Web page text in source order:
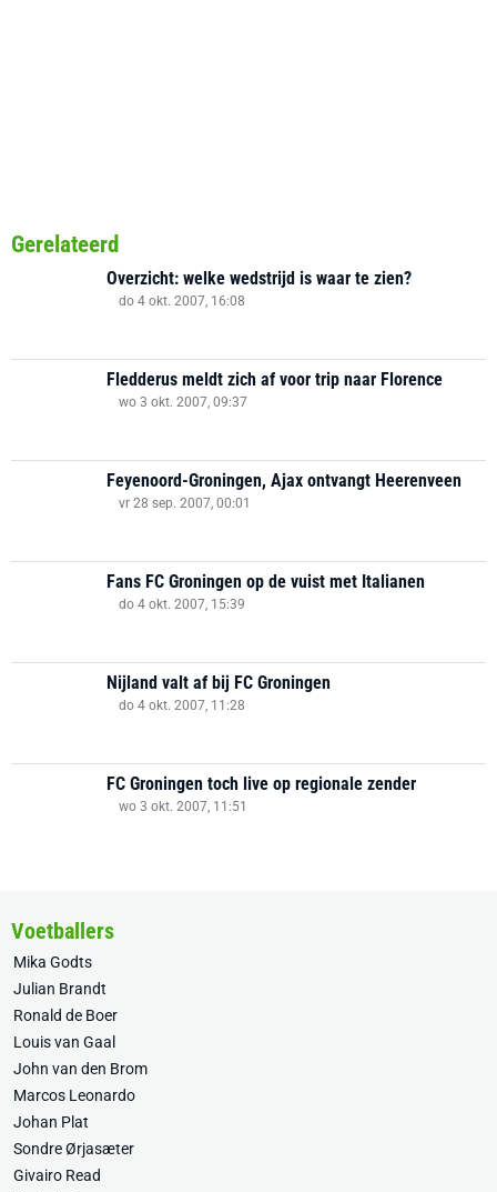
Gerelateerd
Overzicht: welke wedstrijd is waar te zien?
do 4 okt. 2007, 16:08
Fledderus meldt zich af voor trip naar Florence
wo 3 okt. 2007, 09:37
Feyenoord-Groningen, Ajax ontvangt Heerenveen
vr 28 sep. 2007, 00:01
Fans FC Groningen op de vuist met Italianen
do 4 okt. 2007, 15:39
Nijland valt af bij FC Groningen
do 4 okt. 2007, 11:28
FC Groningen toch live op regionale zender
wo 3 okt. 2007, 11:51
Voetballers
Mika Godts
Julian Brandt
Ronald de Boer
Louis van Gaal
John van den Brom
Marcos Leonardo
Johan Plat
Sondre Ørjasæter
Givairo Read